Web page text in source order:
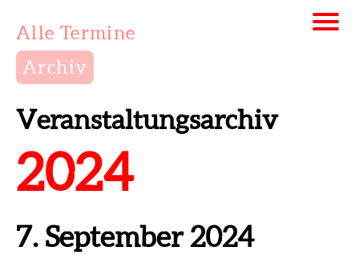
Alle Termine
Archiv
Veranstaltungsarchiv
2024
7. September 2024